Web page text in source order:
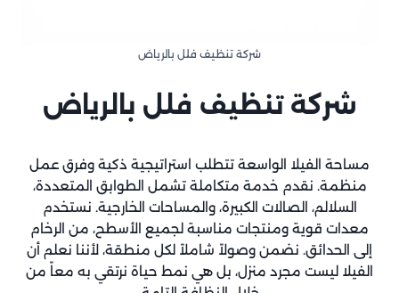
شركة تنظيف فلل بالرياض
شركة تنظيف فلل بالرياض
مساحة الفيلا الواسعة تتطلب استراتيجية ذكية وفرق عمل
منظمة. نقدم خدمة متكاملة تشمل الطوابق المتعددة،
السلالم، الصالات الكبيرة، والمساحات الخارجية. نستخدم
معدات قوية ومنتجات مناسبة لجميع الأسطح، من الرخام
إلى الحدائق. نضمن وصولاً شاملاً لكل منطقة، لأننا نعلم أن
الفيلا ليست مجرد منزل، بل هي نمط حياة نرتقي به معاً من